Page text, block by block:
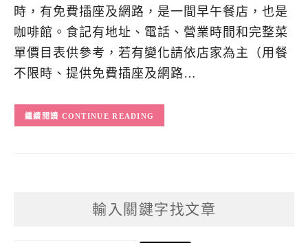
時，有免費插座及網路，是一間早午餐店，也是
咖啡館。食記有地址、電話、營業時間和完整菜
單價目表供參考，若有變化請依店家為主（用餐
不限時、提供免費插座及網路…
CONTINUE READING
輸入關鍵字找文章